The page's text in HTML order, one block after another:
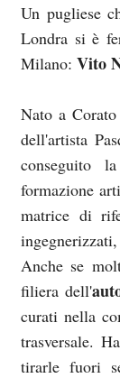
Un pugliese
Londra si è
Milano:Vito
Nato a
dell'artista
conseguito
formazione
matrice di
Anche se
filiera dell'
curati nella
trasversale.
tirarle fuori